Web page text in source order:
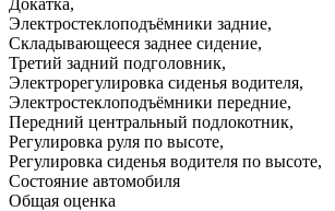
Электростеклоподъёмники задние,
Складывающееся заднее сидение,
Третий задний подголовник,
Электрорегулировка сиденья водителя,
Электростеклоподъёмники передние,
Передний центральный подлокотник,
Регулировка руля по высоте,
Регулировка сиденья водителя по высоте,
Состояние автомобиля
Общая оценка